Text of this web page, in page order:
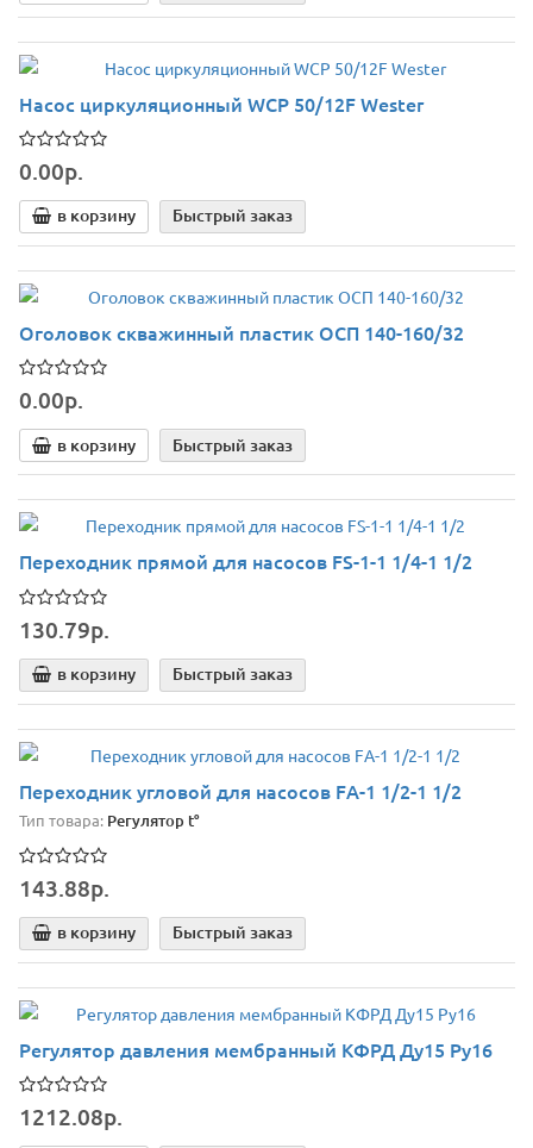
Насос циркуляционный WCP 50/12F Wester
0.00р.
в корзину Быстрый заказ
Оголовок скважинный пластик ОСП 140-160/32
0.00р.
в корзину Быстрый заказ
Переходник прямой для насосов FS-1-1 1/4-1 1/2
130.79р.
в корзину Быстрый заказ
Переходник угловой для насосов FА-1 1/2-1 1/2
Тип товара: Регулятор t°
143.88р.
в корзину Быстрый заказ
Регулятор давления мембранный КФРД Ду15 Ру16
1212.08р.